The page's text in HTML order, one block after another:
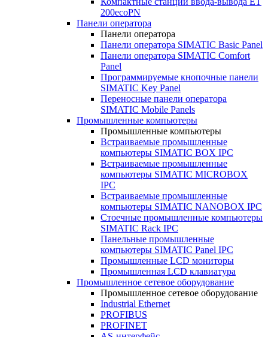
200ecoPN
Панели оператора
Панели оператора
Панели оператора SIMATIC Basic Panel
Панели оператора SIMATIC Comfort
Panel
Программируемые кнопочные панели
SIMATIC Key Panel
Переносные панели оператора
SIMATIC Mobile Panels
Промышленные компьютеры
Промышленные компьютеры
Встраиваемые промышленные
компьютеры SIMATIC BOX IPC
Встраиваемые промышленные
компьютеры SIMATIC MICROBOX
IPC
Встраиваемые промышленные
компьютеры SIMATIC NANOBOX IPC
Стоечные промышленные компьютеры
SIMATIC Rack IPC
Панельные промышленные
компьютеры SIMATIC Panel IPC
Промышленные LCD мониторы
Промышленная LCD клавиатура
Промышленное сетевое оборудование
Промышленное сетевое оборудование
Industrial Ethernet
PROFIBUS
PROFINET